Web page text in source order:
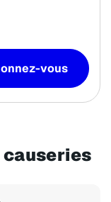
vous